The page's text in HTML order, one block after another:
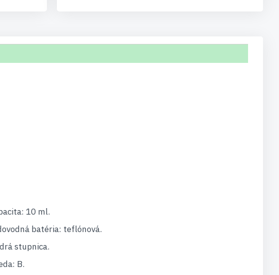
10 ml.
batéria: teflónová.
stupnica.
B.